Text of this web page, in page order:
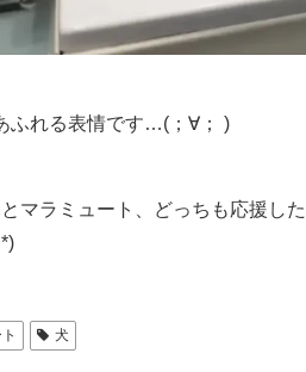
ふれる表情です…(；∀； )
マラミュート、どっちも応援し
犬